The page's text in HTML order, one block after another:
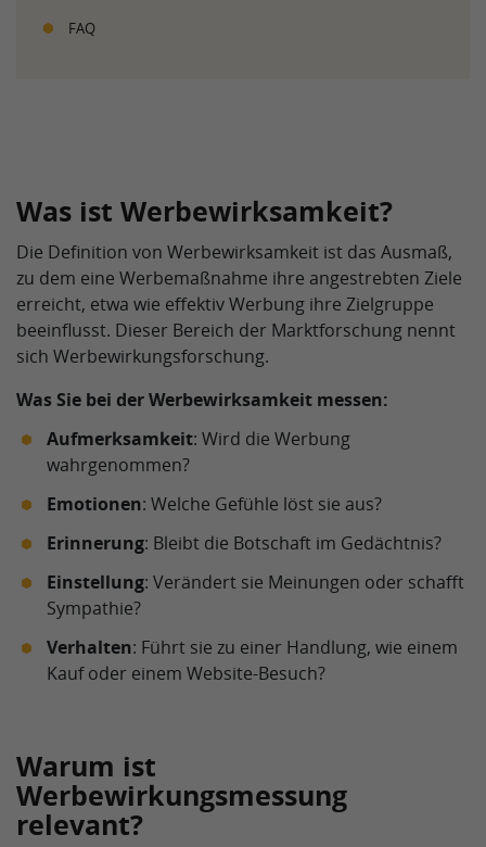
FAQ
Was ist Werbewirksamkeit?
Die Definition von Werbewirksamkeit ist das Ausmaß,
zu dem eine Werbemaßnahme ihre angestrebten Ziele
erreicht, etwa wie effektiv Werbung ihre Zielgruppe
beeinflusst. Dieser Bereich der Marktforschung nennt
sich Werbewirkungsforschung.
Was Sie bei der Werbewirksamkeit messen:
Aufmerksamkeit: Wird die Werbung
wahrgenommen?
Emotionen: Welche Gefühle löst sie aus?
Erinnerung: Bleibt die Botschaft im Gedächtnis?
Einstellung: Verändert sie Meinungen oder schafft
Sympathie?
Verhalten: Führt sie zu einer Handlung, wie einem
Kauf oder einem Website-Besuch?
Warum ist
Werbewirkungsmessung
relevant?